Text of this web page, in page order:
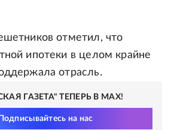
отметил, что
ипотеки в целом крайне
отрасль.
ГАЗЕТА" ТЕПЕРЬ В MAX!
на нас